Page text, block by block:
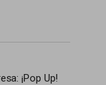
¡Pop Up!